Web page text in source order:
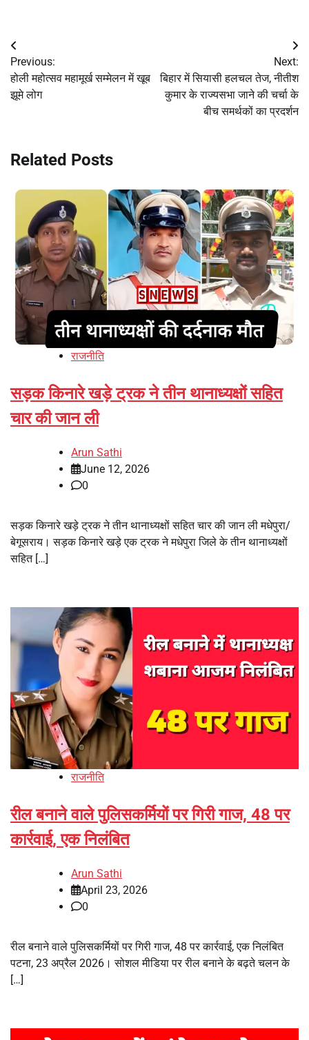
Post
navigation
Previous:
होली महोत्सव महामूर्ख सम्मेलन में खूब
झूमे लोग
Next:
बिहार में सियासी हलचल तेज, नीतीश
कुमार के राज्यसभा जाने की चर्चा के
बीच समर्थकों का प्रदर्शन
Related Posts
राजनीति
सड़क किनारे खड़े ट्रक ने तीन थानाध्यक्षों सहित
चार की जान ली
Arun Sathi
June 12, 2026
0
सड़क किनारे खड़े ट्रक ने तीन थानाध्यक्षों सहित चार की जान ली मधेपुरा/
बेगूसराय। सड़क किनारे खड़े एक ट्रक ने मधेपुरा जिले के तीन थानाध्यक्षों
सहित […]
राजनीति
रील बनाने वाले पुलिसकर्मियों पर गिरी गाज, 48 पर
कार्रवाई, एक निलंबित
Arun Sathi
April 23, 2026
0
रील बनाने वाले पुलिसकर्मियों पर गिरी गाज, 48 पर कार्रवाई, एक निलंबित
पटना, 23 अप्रैल 2026। सोशल मीडिया पर रील बनाने के बढ़ते चलन के
[…]